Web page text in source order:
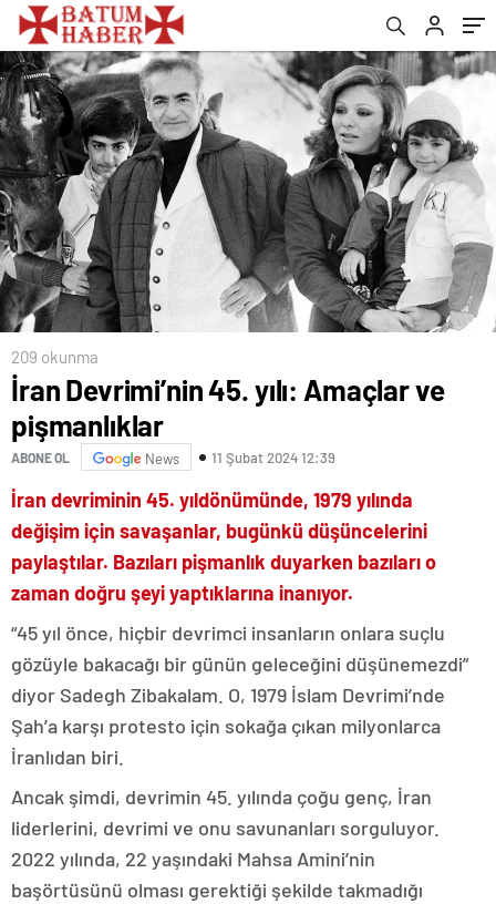
209 okunma
İran Devrimi’nin 45. yılı: Amaçlar ve
pişmanlıklar
ABONE OL News 11 Şubat 2024 12:39
İran devriminin 45. yıldönümünde, 1979 yılında
değişim için savaşanlar, bugünkü düşüncelerini
paylaştılar. Bazıları pişmanlık duyarken bazıları o
zaman doğru şeyi yaptıklarına inanıyor.
“45 yıl önce, hiçbir devrimci insanların onlara suçlu
gözüyle bakacağı bir günün geleceğini düşünemezdi”
diyor Sadegh Zibakalam. O, 1979 İslam Devrimi’nde
Şah’a karşı protesto için sokağa çıkan milyonlarca
İranlıdan biri.
Ancak şimdi, devrimin 45. yılında çoğu genç, İran
liderlerini, devrimi ve onu savunanları sorguluyor.
2022 yılında, 22 yaşındaki Mahsa Amini’nin
başörtüsünü olması gerektiği şekilde takmadığı